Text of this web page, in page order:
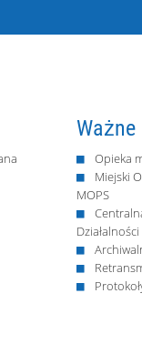
Opieka
Miejski
MOPS